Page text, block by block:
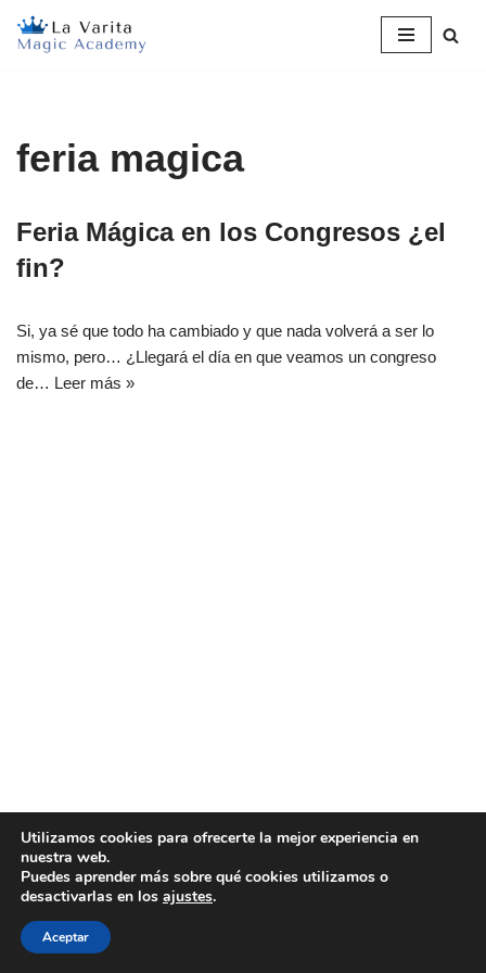
Saltar
feria magica
Feria Mágica en los Congresos ¿el
fin?
Si, ya sé que todo ha cambiado y que nada volverá a ser lo
mismo, pero… ¿Llegará el día en que veamos un congreso
de… Leer más »
Utilizamos cookies para ofrecerte la mejor experiencia en
nuestra web.
Puedes aprender más sobre qué cookies utilizamos o
desactivarlas en los ajustes.
Aceptar